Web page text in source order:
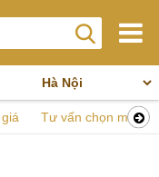
Tư vấn chọn mua